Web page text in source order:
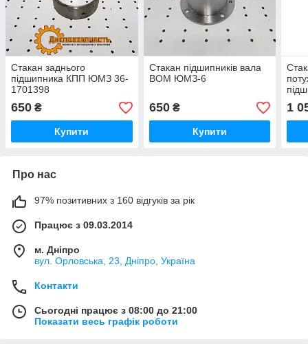
Стакан заднього
підшипника КПП ЮМЗ 36-
1701398
650 ₴
Купити
Стакан підшипників вала
ВОМ ЮМЗ-6
650₴
Купити
1
Про нас
97% позитивних з 160 відгуків за рік
Працює з 09.03.2014
м. Дніпро
вул. Орловська, 23, Дніпро, Україна
Контакти
Сьогодні працює з 08:00 до 21:00
Показати весь графік роботи